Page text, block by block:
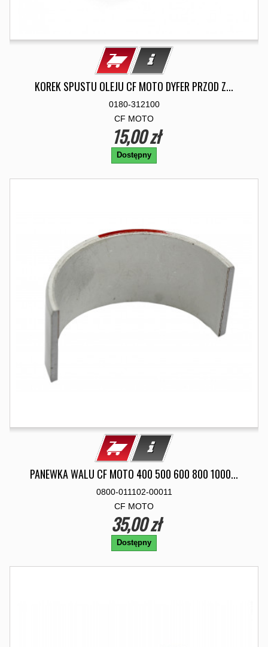
KOREK SPUSTU OLEJU CF MOTO DYFER PRZOD Z...
0180-312100
CF MOTO
15,00 zł
Dostępny
PANEWKA WALU CF MOTO 400 500 600 800 1000...
0800-011102-00011
CF MOTO
35,00 zł
Dostępny